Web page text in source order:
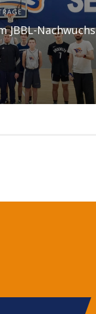
JBBL-Nachwuchs